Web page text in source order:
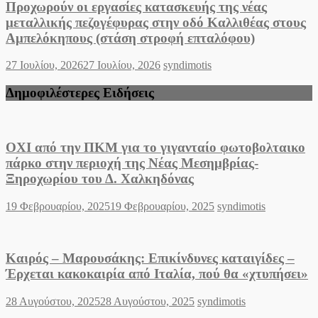
Προχωρούν οι εργασίες κατασκευής της νέας
μεταλλικής πεζογέφυρας στην οδό Καλλιθέας στους
Αμπελόκηπους (στάση στροφή επταλόφου)
Posted
27 Ιουλίου, 202627 Ιουλίου, 2026 Author
syndimotis
Δημοφιλέστερες Ειδήσεις
ΟΧΙ από την ΠΚΜ για το γιγανταίο φωτοβολταικο
πάρκο στην περιοχή της Νέας Μεσημβρίας-
Ξηροχωρίου του Δ. Χαλκηδόνας
Posted
19 Φεβρουαρίου, 202519 Φεβρουαρίου, 2025 Author
syndimotis
Καιρός – Μαρουσάκης: Επικίνδυνες καταιγίδες –
Έρχεται κακοκαιρία από Ιταλία, πού θα «χτυπήσει»
Posted
28 Αυγούστου, 202528 Αυγούστου, 2025 Author
syndimotis